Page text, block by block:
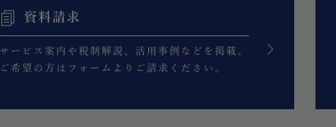
資料請求
サービス案内や税制解説、活用事例などを掲載。
ご希望の方はフォームよりご請求ください。